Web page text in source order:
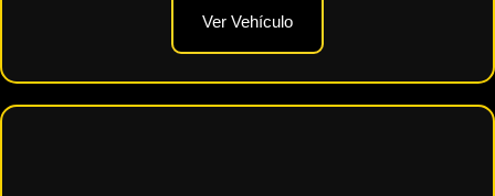
Ver Vehículo